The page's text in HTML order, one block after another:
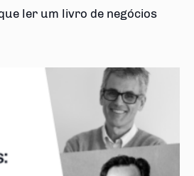
ler um livro de negócios